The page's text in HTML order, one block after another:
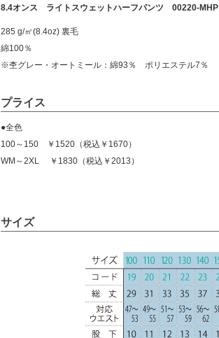
8.4オンス ライトスウェットハーフパンツ 00220-MHP
285 g/㎡(8.4oz) 裏毛
綿100％
※杢グレー・オートミール：綿93％ ポリエステル7％
プライス
●全色
100～150 ￥1520（税込￥1670）
WM～2XL ￥1830（税込￥2013）
サイズ